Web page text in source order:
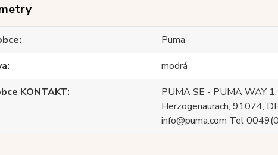
Puma
modrá
KONTAKT
PUMA SE - PUMA WAY 1,
Herzogenaurach, 91074,
info@puma.com Tel